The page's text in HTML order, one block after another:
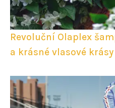
Revoluční Olaplex
a krásné vlasové krásy